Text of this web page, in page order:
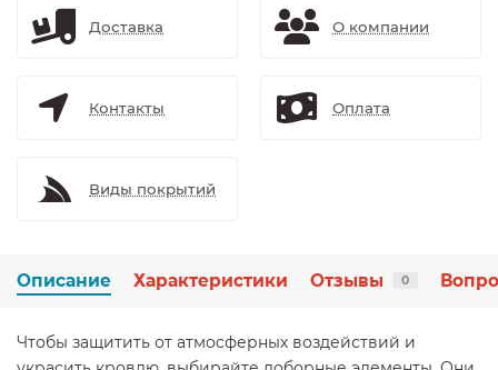
Доставка О компании
Контакты Оплата
Виды покрытий
Описание Характеристики Отзывы 0
Чтобы защитить от атмосферных воздействий и